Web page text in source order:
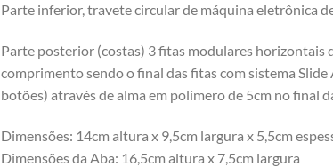
Parte inferior, travete circular de máquina eletrônica
Parte posterior (costas) 3 fitas modulares horizontais
comprimento sendo o final das fitas com sistema
botões) através de alma em polímero de 5cm no final
Dimensões: 14cm altura x 9,5cm largura x 5,5cm
Dimensões da Aba: 16,5cm altura x 7,5cm largura